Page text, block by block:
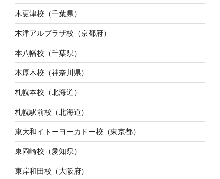
木更津校（千葉県）
木津アルプラザ校（京都府）
本八幡校（千葉県）
本厚木校（神奈川県）
札幌本校（北海道）
札幌駅前校（北海道）
東大和イトーヨーカドー校（東京都）
東岡崎校（愛知県）
東岸和田校（大阪府）